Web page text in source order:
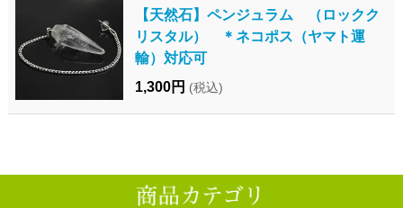
【天然石】ペンジュラム （ロックク
リスタル） ＊ネコポス（ヤマト運
輸）対応可
1,300円 (税込)